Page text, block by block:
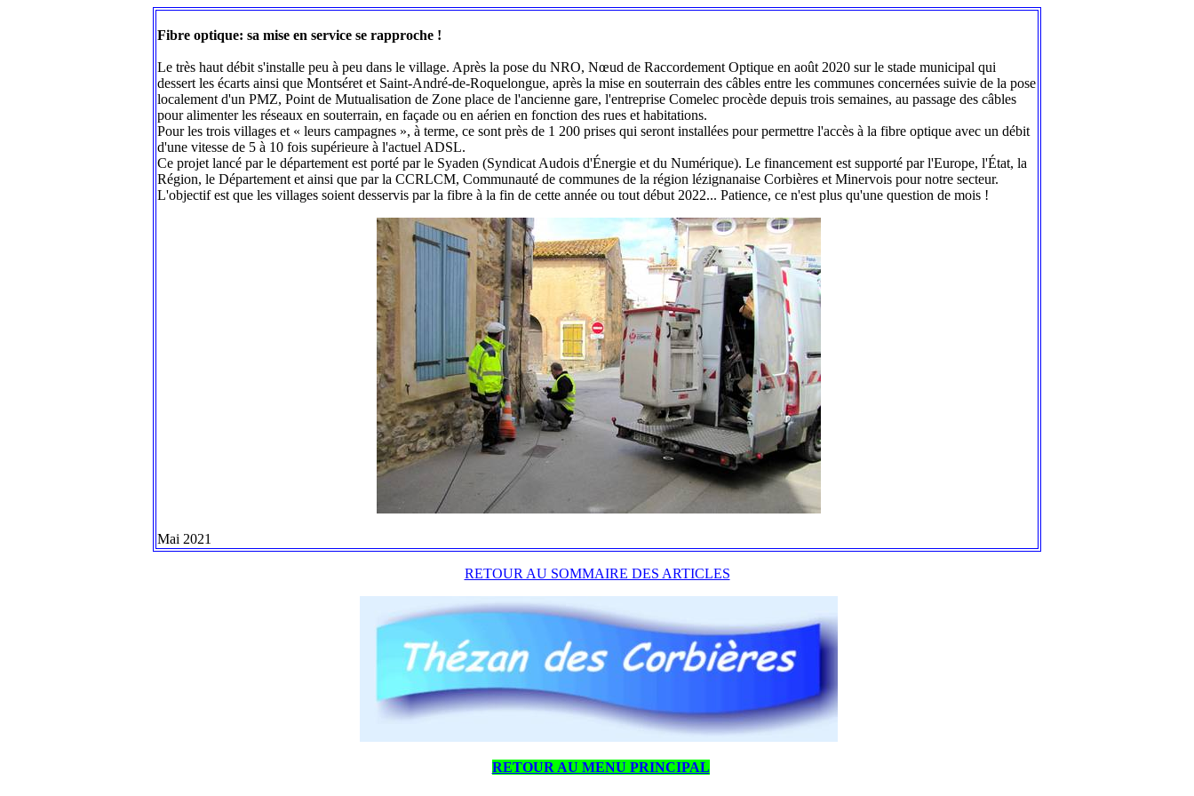
Fibre optique: sa mise en service se rapproche !
Le très haut débit s'installe peu à peu dans le village. Après la pose du NRO, Nœud de Raccordement Optique en août 2020 sur le stade municipal qui
dessert les écarts ainsi que Montséret et Saint-André-de-Roquelongue, après la mise en souterrain des câbles entre les communes concernées suivie de la pose
localement d'un PMZ, Point de Mutualisation de Zone place de l'ancienne gare, l'entreprise Comelec procède depuis trois semaines, au passage des câbles
pour alimenter les réseaux en souterrain, en façade ou en aérien en fonction des rues et habitations.
Pour les trois villages et « leurs campagnes », à terme, ce sont près de 1 200 prises qui seront installées pour permettre l'accès à la fibre optique avec un débit
d'une vitesse de 5 à 10 fois supérieure à l'actuel ADSL.
Ce projet lancé par le département est porté par le Syaden (Syndicat Audois d'Énergie et du Numérique). Le financement est supporté par l'Europe, l'État, la
Région, le Département et ainsi que par la CCRLCM, Communauté de communes de la région lézignanaise Corbières et Minervois pour notre secteur.
L'objectif est que les villages soient desservis par la fibre à la fin de cette année ou tout début 2022... Patience, ce n'est plus qu'une question de mois !
Mai 2021
RETOUR AU SOMMAIRE DES ARTICLES
RETOUR AU MENU PRINCIPAL